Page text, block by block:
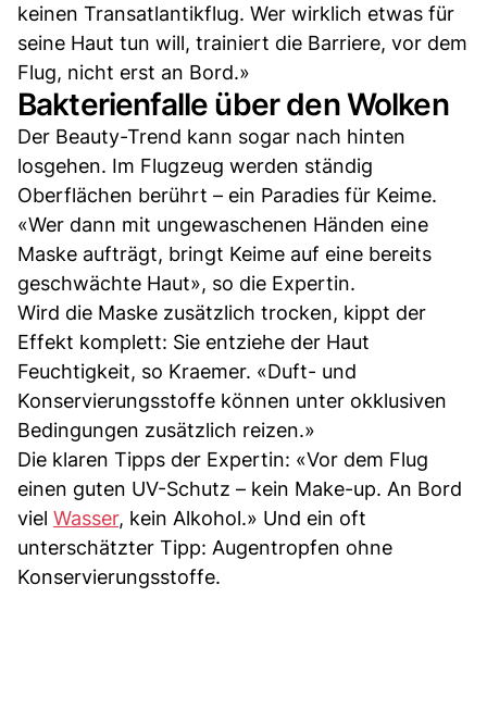
keinen Transatlantikflug. Wer wirklich etwas für
seine Haut tun will, trainiert die Barriere, vor dem
Flug, nicht erst an Bord.»
Bakterienfalle über den Wolken
Der Beauty-Trend kann sogar nach hinten
losgehen. Im Flugzeug werden ständig
Oberflächen berührt – ein Paradies für Keime.
«Wer dann mit ungewaschenen Händen eine
Maske aufträgt, bringt Keime auf eine bereits
geschwächte Haut», so die Expertin.
Wird die Maske zusätzlich trocken, kippt der
Effekt komplett: Sie entziehe der Haut
Feuchtigkeit, so Kraemer. «Duft- und
Konservierungsstoffe können unter okklusiven
Bedingungen zusätzlich reizen.»
Die klaren Tipps der Expertin: «Vor dem Flug
einen guten UV-Schutz – kein Make-up. An Bord
viel Wasser, kein Alkohol.» Und ein oft
unterschätzter Tipp: Augentropfen ohne
Konservierungsstoffe.